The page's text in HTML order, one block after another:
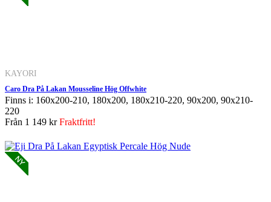
KAYORI
Caro Dra På Lakan Mousseline Hög Offwhite
Finns i: 160x200-210, 180x200, 180x210-220, 90x200, 90x210-
220
Från 1 149 krFraktfritt!